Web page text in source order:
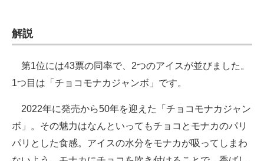
解説
第1位には43票の同率で、2つのアイスが並びました。
1つ目は「チョコモナカジャンボ」です。
2022年に発売から50年を迎えた「チョコモナカジャン
ボ」。その魅力はなんといってもチョコとモナカのパリ
パリとした食感。アイスの水分をモナカが吸ってしまわ